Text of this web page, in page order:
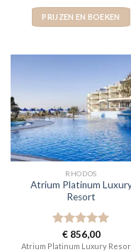
PRIJZEN EN BOEKEN
RHODOS
Atrium Platinum
Resort
Gewaardeerd
5uit 5
€856,00
Atrium Platinum Luxury